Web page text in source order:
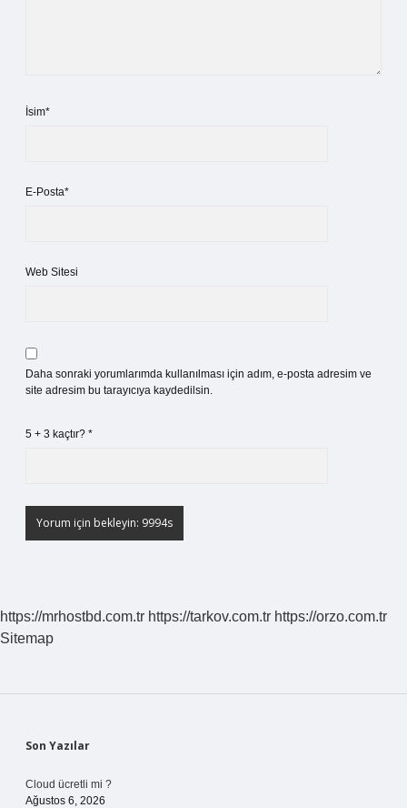
İsim*
E-Posta*
Web Sitesi
Daha sonraki yorumlarımda kullanılması için adım, e-posta adresim ve
site adresim bu tarayıcıya kaydedilsin.
5 + 3 kaçtır? *
https://mrhostbd.com.tr https://tarkov.com.tr https://orzo.com.tr
Sitemap
Sidebar
Son Yazılar
Cloud ücretli mi ?
Ağustos 6, 2026